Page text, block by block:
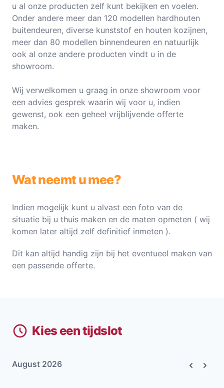
u al onze producten zelf kunt bekijken en voelen.
Onder andere meer dan 120 modellen hardhouten
buitendeuren, diverse kunststof en houten kozijnen,
meer dan 80 modellen binnendeuren en natuurlijk
ook al onze andere producten vindt u in de
showroom.
Wij verwelkomen u graag in onze showroom voor
een advies gesprek waarin wij voor u, indien
gewenst, ook een geheel vrijblijvende offerte
maken.
Wat neemt u mee?
Indien mogelijk kunt u alvast een foto van de
situatie bij u thuis maken en de maten opmeten ( wij
komen later altijd zelf definitief inmeten ).
Dit kan altijd handig zijn bij het eventueel maken van
een passende offerte.
Kies een tijdslot
August 2026